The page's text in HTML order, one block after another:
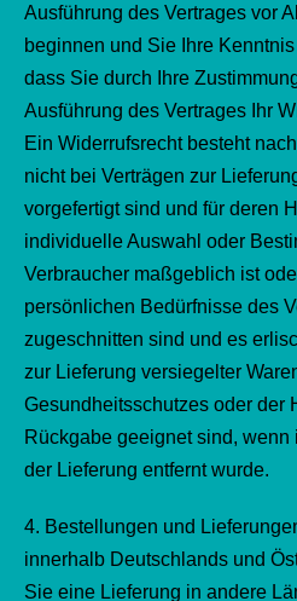
Ausführung des Vertrages vor
beginnen und Sie Ihre
dass Sie durch Ihre
Ausführung des Vertrages Ihr
Ein Widerrufsrecht besteht
nicht bei Verträgen zur
vorgefertigt sind und für deren
individuelle Auswahl oder
Verbraucher maßgeblich ist
persönlichen Bedürfnisse des
zugeschnitten sind und es
zur Lieferung versiegelter
Gesundheitsschutzes oder der
Rückgabe geeignet sind,
der Lieferung entfernt wurde.
4. Bestellungen und
innerhalb Deutschlands und
Sie eine Lieferung in andere